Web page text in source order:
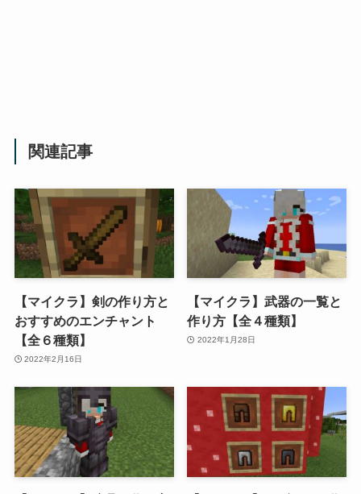
関連記事
【マイクラ】剣の作り方と
おすすめのエンチャント
【全６種類】
2022年2月16日
【マイクラ】武器の一覧と
作り方【全４種類】
2022年1月28日